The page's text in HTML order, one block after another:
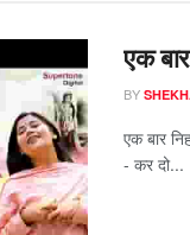
एक
BY
एक बार
- कर दो...